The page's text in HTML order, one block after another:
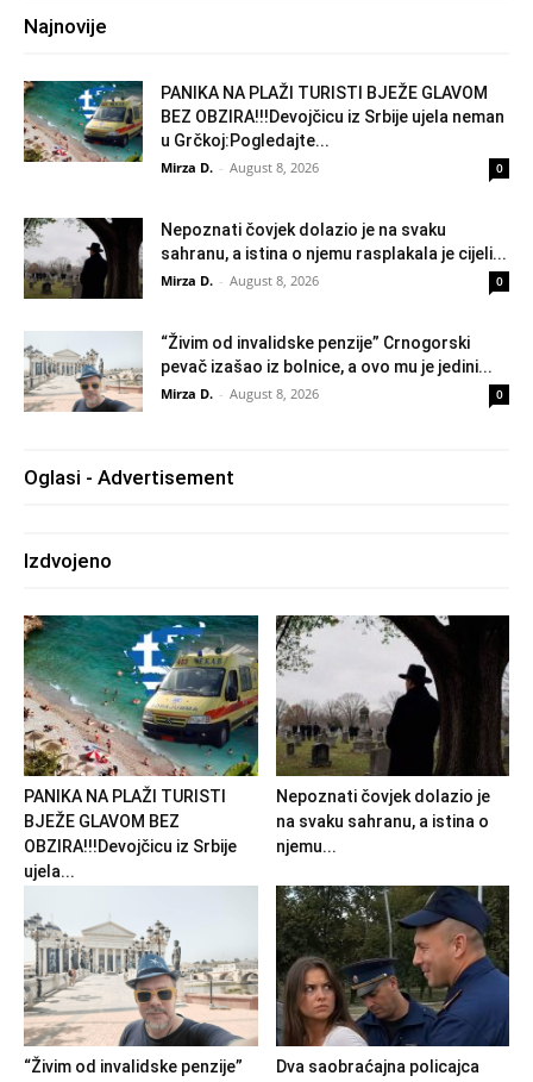
Najnovije
PANIKA NA PLAŽI TURISTI BJEŽE GLAVOM
BEZ OBZIRA!!!Devojčicu iz Srbije ujela neman
u Grčkoj:Pogledajte...
Mirza D. - August 8, 2026 0
Nepoznati čovjek dolazio je na svaku
sahranu, a istina o njemu rasplakala je cijeli...
Mirza D. - August 8, 2026 0
“Živim od invalidske penzije” Crnogorski
pevač izašao iz bolnice, a ovo mu je jedini...
Mirza D. - August 8, 2026 0
Oglasi - Advertisement
Izdvojeno
PANIKA NA PLAŽI TURISTI
BJEŽE GLAVOM BEZ
OBZIRA!!!Devojčicu iz Srbije
ujela...
Nepoznati čovjek dolazio je
na svaku sahranu, a istina o
njemu...
“Živim od invalidske penzije”
Dva saobraćajna policajca